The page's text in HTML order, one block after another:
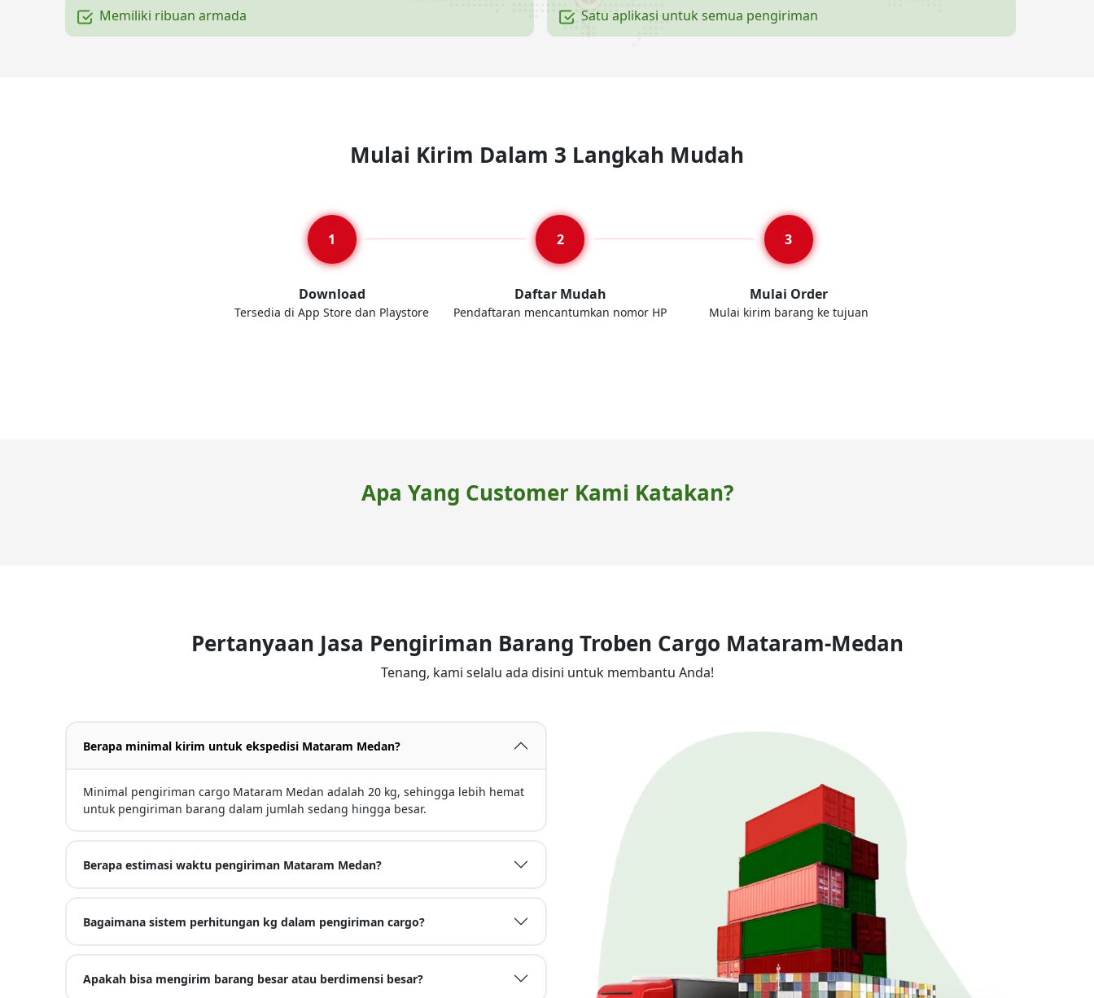
Memiliki ribuan armada Satu aplikasi untuk semua pengiriman
Mulai Kirim Dalam 3 Langkah Mudah
Download
Tersedia di App Store dan Playstore
Daftar Mudah
Pendaftaran mencantumkan nomor HP
Mulai Order
Mulai kirim barang ke tujuan
Apa Yang Customer Kami Katakan?
Pertanyaan Jasa Pengiriman Barang Troben Cargo Mataram-Medan
Tenang, kami selalu ada disini untuk membantu Anda!
Berapa minimal kirim untuk ekspedisi Mataram Medan?
Minimal pengiriman cargo Mataram Medan adalah 20 kg, sehingga lebih hemat
untuk pengiriman barang dalam jumlah sedang hingga besar.
Berapa estimasi waktu pengiriman Mataram Medan?
Bagaimana sistem perhitungan kg dalam pengiriman cargo?
Apakah bisa mengirim barang besar atau berdimensi besar?